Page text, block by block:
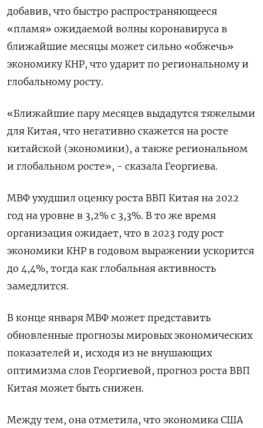
добавив, что быстро распространяющееся
«пламя» ожидаемой волны коронавируса в
ближайшие месяцы может сильно «обжечь»
экономику КНР, что ударит по региональному и
глобальному росту.
«Ближайшие пару месяцев выдадутся тяжелыми
для Китая, что негативно скажется на росте
китайской (экономики), а также региональном
и глобальном росте», - сказала Георгиева.
МВФ ухудшил оценку роста ВВП Китая на 2022
год на уровне в 3,2% с 3,3%. В то же время
организация ожидает, что в 2023 году рост
экономики КНР в годовом выражении ускорится
до 4,4%, тогда как глобальная активность
замедлится.
В конце января МВФ может представить
обновленные прогнозы мировых экономических
показателей и, исходя из не внушающих
оптимизма слов Георгиевой, прогноз роста ВВП
Китая может быть снижен.
Между тем, она отметила, что экономика США